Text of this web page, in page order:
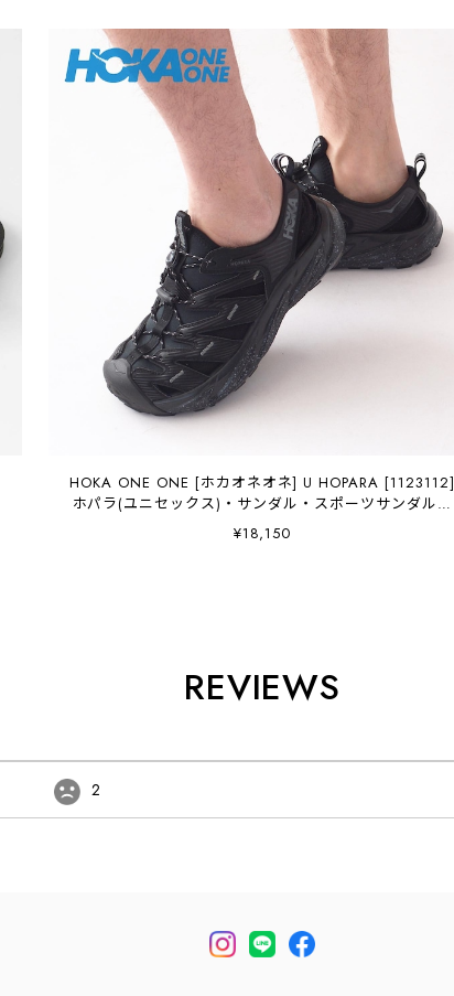
HOKA ONE ONE [ホカオネオネ] U HOPARA [1123112]
ホパラ(ユニセックス)・サンダル・スポーツサンダル・
マウンテンサンダル・アウトドア MEN'S / LADY'S
[2026AW]
¥18,150
REVIEWS
2